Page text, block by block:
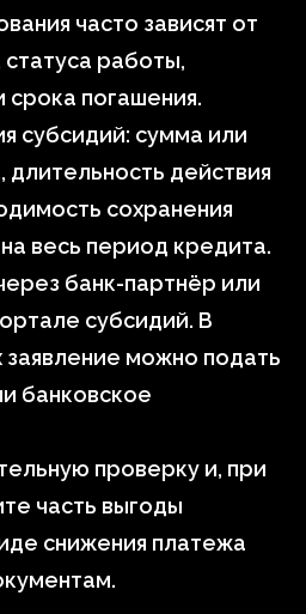
часто зависят от
работы,
погашения.
субсидий: сумма или
длительность действия
сохранения
весь период кредита.
банк-партнёр или
субсидий. В
заявление можно подать
банковское
проверку и, при
часть выгоды
снижения платежа